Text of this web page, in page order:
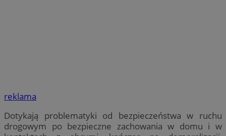
reklama
Dotykają problematyki od bezpieczeństwa w ruchu
drogowym po bezpieczne zachowania w domu i w